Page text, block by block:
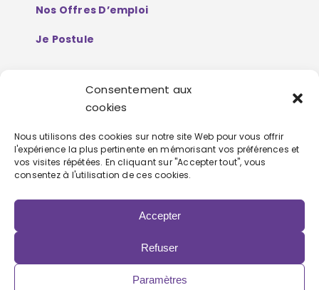
Consentement aux
cookies
Nous utilisons des cookies sur notre site Web pour vous offrir
l'expérience la plus pertinente en mémorisant vos préférences et
vos visites répétées. En cliquant sur "Accepter tout", vous
consentez à l'utilisation de ces cookies.
Accepter
Refuser
Paramètres
Nos Offres D’emploi
Je Postule
Mentions Légales
Politique De Protection De Données
Personnelles